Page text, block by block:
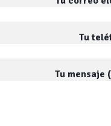
Tu
Tu mensaje